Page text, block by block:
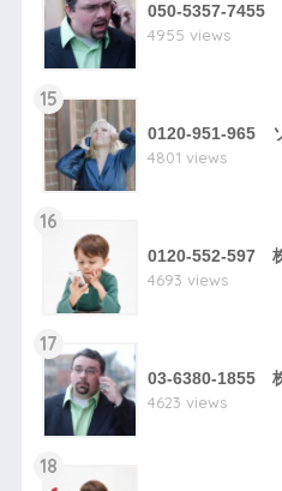
050-5357-7455
4955 views
15
0120-951-965
4801 views
16
0120-552-597
4693 views
17
03-6380-1855
4623 views
18